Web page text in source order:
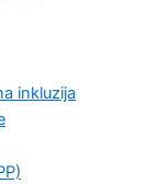
inkluzija